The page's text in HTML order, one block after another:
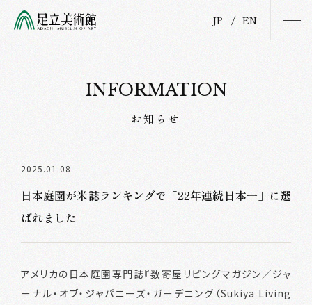
JP / EN
INFORMATION
お知らせ
2025.01.08
日本庭園が米誌ランキングで「22年連続日本一」に選
ばれました
アメリカの日本庭園専門誌『数寄屋リビングマガジン／ジャ
ーナル・オブ・ジャパニーズ・ガーデニング（Sukiya Living